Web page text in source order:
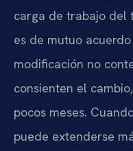
carga de trabajo del
es de mutuo
modificación no
consienten el
pocos meses.
puede extenderse